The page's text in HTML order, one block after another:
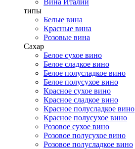
Вина Италии
типы
Белые вина
Красные вина
Розовые вина
Сахар
Белое сухое вино
Белое сладкое вино
Белое полусладкое вино
Белое полусухое вино
Красное сухое вино
Красное сладкое вино
Красное полусладкое вино
Красное полусухое вино
Розовое сухое вино
Розовое полусухое вино
Розовое полусладкое вино